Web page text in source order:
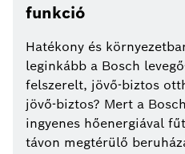
funkció
Hatékony és
leginkább a Bosch
felszerelt, jövő-biztos
jövő-biztos? Mert a
ingyenes hőenergiával
távon megtérülő